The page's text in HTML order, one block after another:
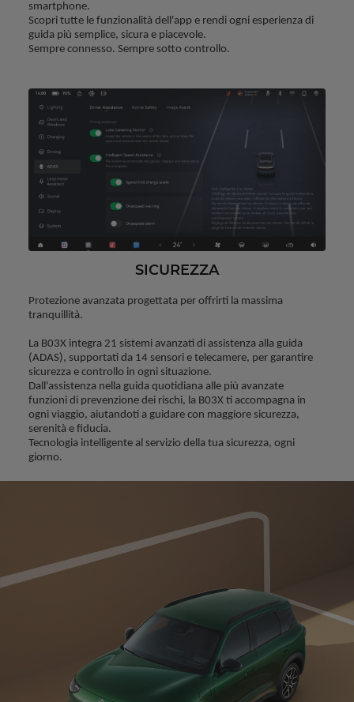
smartphone.
Scopri tutte le funzionalità dell'app e rendi ogni esperienza di
guida più semplice, sicura e piacevole.
Sempre connesso. Sempre sotto controllo.
SICUREZZA
Protezione avanzata progettata per offrirti la massima
tranquillità.
La B03X integra 21 sistemi avanzati di assistenza alla guida
(ADAS), supportati da 14 sensori e telecamere, per garantire
sicurezza e controllo in ogni situazione.
Dall'assistenza nella guida quotidiana alle più avanzate
funzioni di prevenzione dei rischi, la B03X ti accompagna in
ogni viaggio, aiutandoti a guidare con maggiore sicurezza,
serenità e fiducia.
Tecnologia intelligente al servizio della tua sicurezza, ogni
giorno.